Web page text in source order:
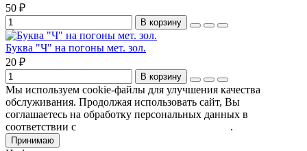
50 ₽
В корзину
Буква "Ч" на погоны мет. зол.
20 ₽
В корзину
Мы используем cookie-файлы для улучшения качества
обслуживания. Продолжая использовать сайт, Вы
соглашаетесь на обработку персональных данных в
соответствии с
.
Принимаю